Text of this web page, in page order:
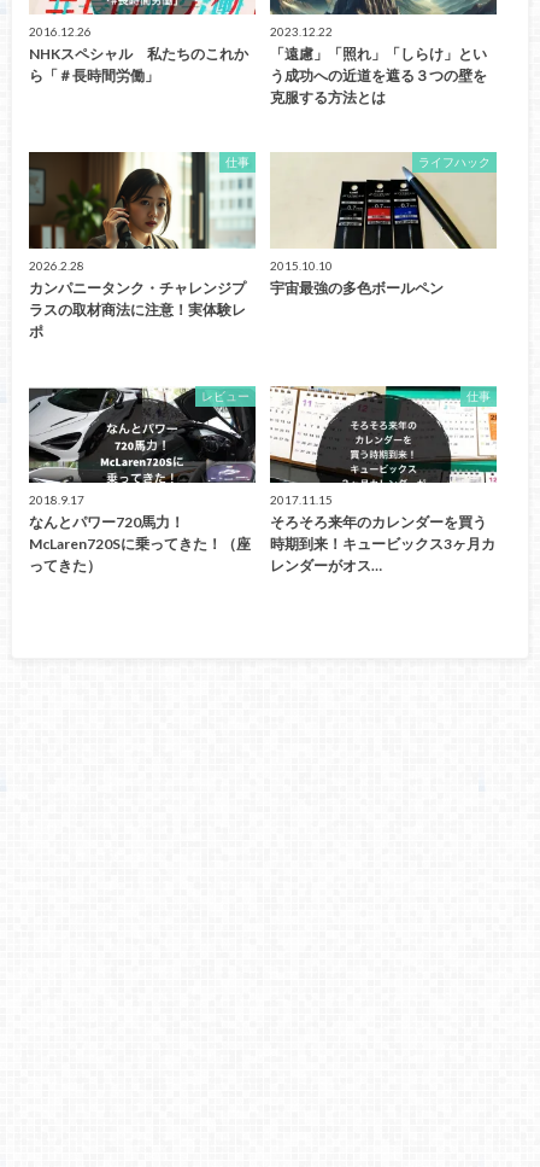
2016.12.26
NHKスペシャル 私たちのこれか
ら「＃長時間労働」
2023.12.22
「遠慮」「照れ」「しらけ」とい
う成功への近道を遮る３つの壁を
克服する方法とは
仕事
2026.2.28
カンパニータンク・チャレンジプ
ラスの取材商法に注意！実体験レ
ポ
ライフハック
2015.10.10
宇宙最強の多色ボールペン
レビュー
2018.9.17
なんとパワー720馬力！
McLaren720Sに乗ってきた！（座
ってきた）
仕事
2017.11.15
そろそろ来年のカレンダーを買う
時期到来！キュービックス3ヶ月カ
レンダーがオス…